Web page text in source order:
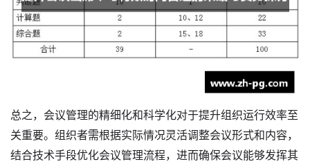
总之，会议管理的精细化和科学化对于提升组织运行效率至
关重要。组织者需根据实际情况灵活调整会议形式和内容，
结合技术手段优化会议管理流程，进而确保会议能够发挥其